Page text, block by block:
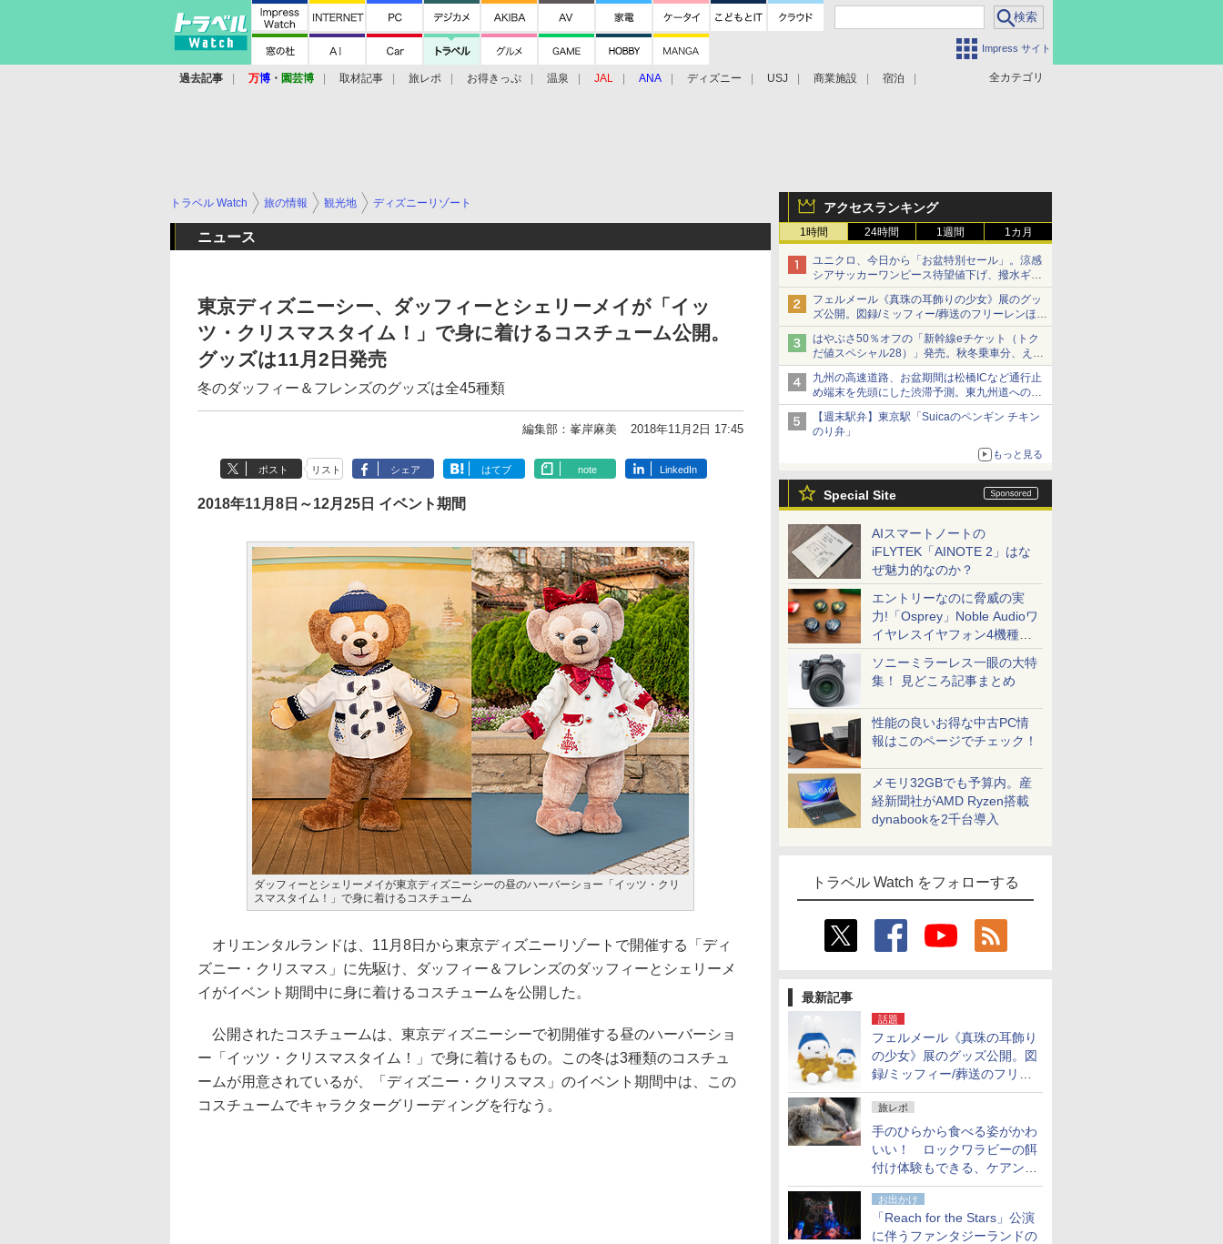
Impress サイト
全カテゴリ
過去記事 万博 ・ 園芸博 取材記事 旅レポ お得きっぷ 温泉 JAL ANA ディズニー USJ 商業施設 宿泊
アクセスランキング
1時間 24時間 1週間 1カ月
ユニクロ、今日から「お盆特別セール」。涼感
シアサッカーワンピース待望値下げ、撥水ギア
ショーツは1990円に
フェルメール《真珠の耳飾りの少女》展のグッ
ズ公開。図録/ミッフィー/葬送のフリーレンほ
か、注目ブランドコラボが実現
はやぶさ50％オフの「新幹線eチケット（トク
だ値スペシャル28）」発売。秋冬乗車分、えき
ねっと限定
九州の高速道路、お盆期間は松橋ICなど通行止
め端末を先頭にした渋滞予測。東九州道への迂
回は料金調整を実施
【週末駅弁】東京駅「Suicaのペンギン チキン
のり弁」
もっと見る
Special Site
AIスマートノートの
iFLYTEK「AINOTE 2」はな
ぜ魅力的なのか？
エントリーなのに脅威の実
力!「Osprey」Noble Audioワ
イヤレスイヤフォン4機種を
一気に聴く
ソニーミラーレス一眼の大特
集！ 見どころ記事まとめ
性能の良いお得な中古PC情
報はこのページでチェック！
メモリ32GBでも予算内。産
経新聞社がAMD Ryzen搭載
dynabookを2千台導入
トラベル Watch をフォローする
最新記事
話題
フェルメール《真珠の耳飾り
の少女》展のグッズ公開。図
録/ミッフィー/葬送のフリー
レンほか、注目ブランドコラ
ボが実現
旅レポ
手のひらから食べる姿がかわ
いい！ ロックワラビーの餌
付け体験もできる、ケアンズ
でアサートン高原の日本語ガ
イド付きツアーに参加してみ
た
お出かけ
「Reach for the Stars」公演
に伴うファンタジーランドの
トラベル Watch 旅の情報 観光地 ディズニーリゾート
ニュース
東京ディズニーシー、ダッフィーとシェリーメイが「イッ
ツ・クリスマスタイム！」で身に着けるコスチューム公開。
グッズは11月2日発売
冬のダッフィー＆フレンズのグッズは全45種類
編集部：峯岸麻美 2018年11月2日 17:45
ポスト リスト シェア はてブ note LinkedIn
2018年11月8日～12月25日 イベント期間
ダッフィーとシェリーメイが東京ディズニーシーの昼のハーバーショー「イッツ・クリ
スマスタイム！」で身に着けるコスチューム
オリエンタルランドは、11月8日から東京ディズニーリゾートで開催する「ディ
ズニー・クリスマス」に先駆け、ダッフィー＆フレンズのダッフィーとシェリーメ
イがイベント期間中に身に着けるコスチュームを公開した。
公開されたコスチュームは、東京ディズニーシーで初開催する昼のハーバーショ
ー「イッツ・クリスマスタイム！」で身に着けるもの。この冬は3種類のコスチュ
ームが用意されているが、「ディズニー・クリスマス」のイベント期間中は、この
コスチュームでキャラクターグリーディングを行なう。